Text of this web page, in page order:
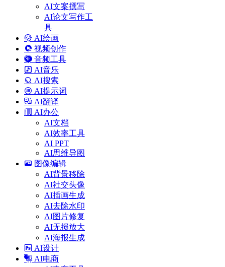
AI文案撰写
AI论文写作工
具
AI绘画
视频创作
音频工具
AI音乐
AI搜索
AI提示词
AI翻译
AI办公
AI文档
AI效率工具
AI PPT
AI思维导图
图像编辑
AI背景移除
AI社交头像
AI插画生成
AI去除水印
AI图片修复
AI无损放大
AI海报生成
AI设计
AI电商